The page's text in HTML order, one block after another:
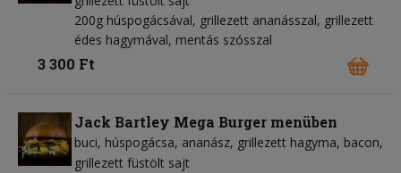
200g húspogácsával, grillezett ananásszal, grillezett
édes hagymával, mentás szósszal
3 300 Ft
Jack Bartley Mega Burger menüben
buci húspogácsa ananász grillezett hagyma bacon
grillezett füstölt sajt